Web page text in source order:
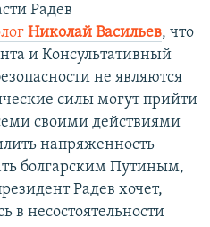
Радев
Николай Васильев, что
и Консультативный
не являются
силы могут прийти
своими действиями
напряженность
болгарским Путиным,
Радев хочет,
в несостоятельности